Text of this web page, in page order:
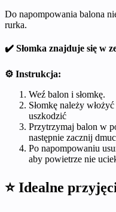
Do napompowania balona
rurka.
✔️ Słomka znajduje się w
⚙️ Instrukcja:
Weź balon i słomkę.
Słomkę należy
uszkodzić
Przytrzymaj balon w
następnie zacznij
Po napompowaniu
aby powietrze nie
⭐ Idealne